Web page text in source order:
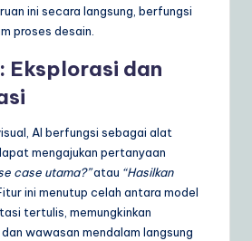
ini secara langsung, berfungsi
proses desain.
Eksplorasi dan
AI berfungsi sebagai alat
mengajukan pertanyaan
case utama?”atau “Hasilkan
ini menutup celah antara model
tertulis, memungkinkan
wawasan mendalam langsung